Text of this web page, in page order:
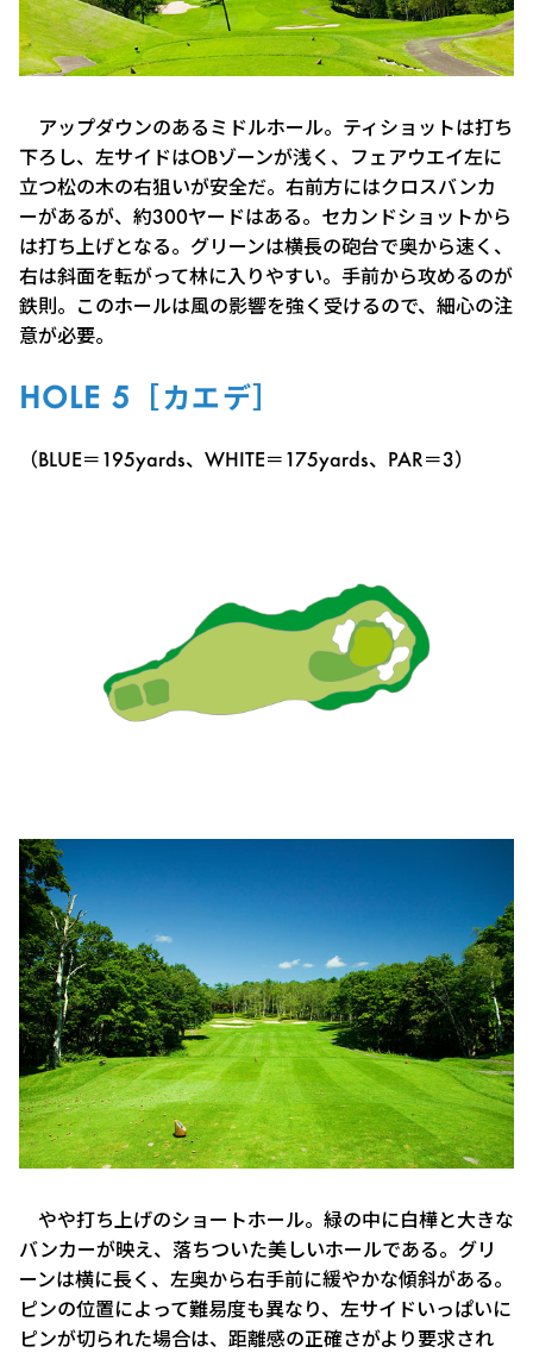
アップダウンのあるミドルホール。ティショットは打ち
下ろし、左サイドはOBゾーンが浅く、フェアウエイ左に
立つ松の木の右狙いが安全だ。右前方にはクロスバンカ
ーがあるが、約300ヤードはある。セカンドショットから
は打ち上げとなる。グリーンは横長の砲台で奥から速く、
右は斜面を転がって林に入りやすい。手前から攻めるのが
鉄則。このホールは風の影響を強く受けるので、細心の注
意が必要。
HOLE 5［カエデ］
（BLUE＝195yards、WHITE＝175yards、PAR＝3）
やや打ち上げのショートホール。緑の中に白樺と大きな
バンカーが映え、落ちついた美しいホールである。グリ
ーンは横に長く、左奥から右手前に緩やかな傾斜がある。
ピンの位置によって難易度も異なり、左サイドいっぱいに
ピンが切られた場合は、距離感の正確さがより要求され